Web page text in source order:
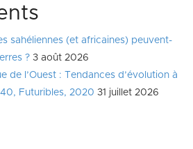
sahéliennes (et africaines) peuvent-
? 3 août 2026
de l’Ouest : Tendances d’évolution à
Futuribles, 2020 31 juillet 2026